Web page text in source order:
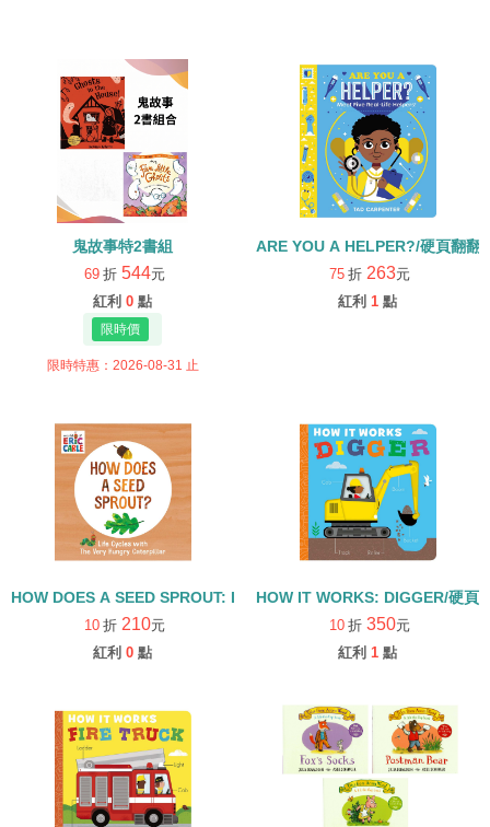
鬼故事特2書組
69 折 544元
紅利 0 點
限時特惠：2026-08-31 止
ARE YOU A HELPER?/硬頁翻翻
75 折 263元
紅利 1 點
HOW DOES A SEED SPROUT: LIFE CYCLES WITH THE VERY
10 折 210元
紅利 0 點
HOW IT WORKS: DIGGER/硬頁
10 折 350元
紅利 1 點